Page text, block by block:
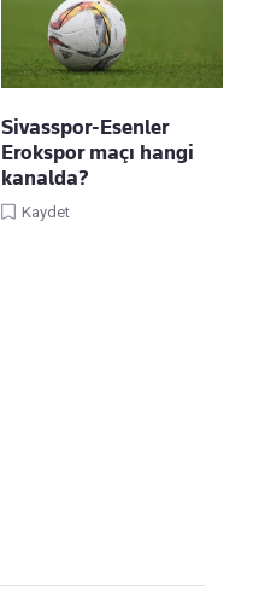
Sivasspor-Esenler
Erokspor maçı hangi
kanalda?
Kaydet